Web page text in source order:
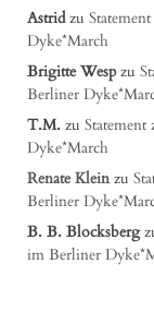
Astridzu
Dyke*March
Brigitte Wespzu
Berliner
T.M. zu
Dyke*March
Renate Kleinzu
Berliner
B. B. Blocksberg
im Berliner